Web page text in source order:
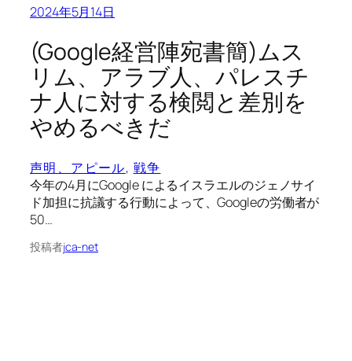
2024年5月14日
(Google経営陣宛書簡)ムス
リム、アラブ人、パレスチ
ナ人に対する検閲と差別を
やめるべきだ
声明、アピール, 戦争
今年の4月にGoogle によるイスラエルのジェノサイ
ド加担に抗議する行動によって、Googleの労働者が
50…
投稿者jca-net